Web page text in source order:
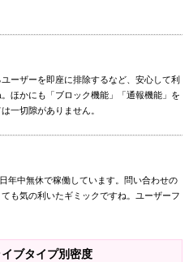
ーザーを即座に排除するなど、安心して利
ほかにも「ブロック機能」「通報機能」を
一切隙がありません。
年中無休で稼働しています。問い合わせの
も気の利いたギミックですね。ユーザーフ
ブタイプ別密度